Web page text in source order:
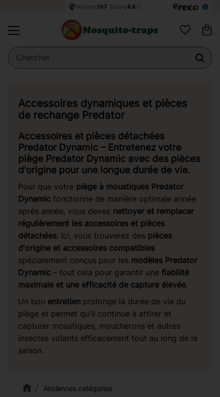
Favoris
Anciennes catégories
Accessoires dynamiques et pièces
de rechange Predator
Accessoires et pièces détachées
Predator Dynamic – Entretenez votre
piège Predator Dynamic avec des pièces
d'origine pour une longue durée de vie.
Pour que votre piège à moustiques Predator
Dynamicfonctionne de manière optimale année
après année, vous devez nettoyer et remplacer
régulièrement les accessoires et pièces
détachées. Ici, vous trouverez des pièces
d'origine et accessoires compatibles
spécialement conçus pour les modèles Predator
Dynamic– tout cela pour garantir une fiabilité
maximale et une efficacité de capture élevée.
Un bon entretienprolonge la durée de vie du
piège et permet qu'il continue à attirer et
capturer moustiques, moucherons et autres
insectes volants efficacement tout au long de la
saison.